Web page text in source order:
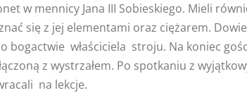
w mennicy Jana III Sobieskiego. Mieli
się z jej elementami oraz ciężarem.
bogactwie właściciela stroju. Na koniec
z wystrzałem. Po spotkaniu z
na lekcje.